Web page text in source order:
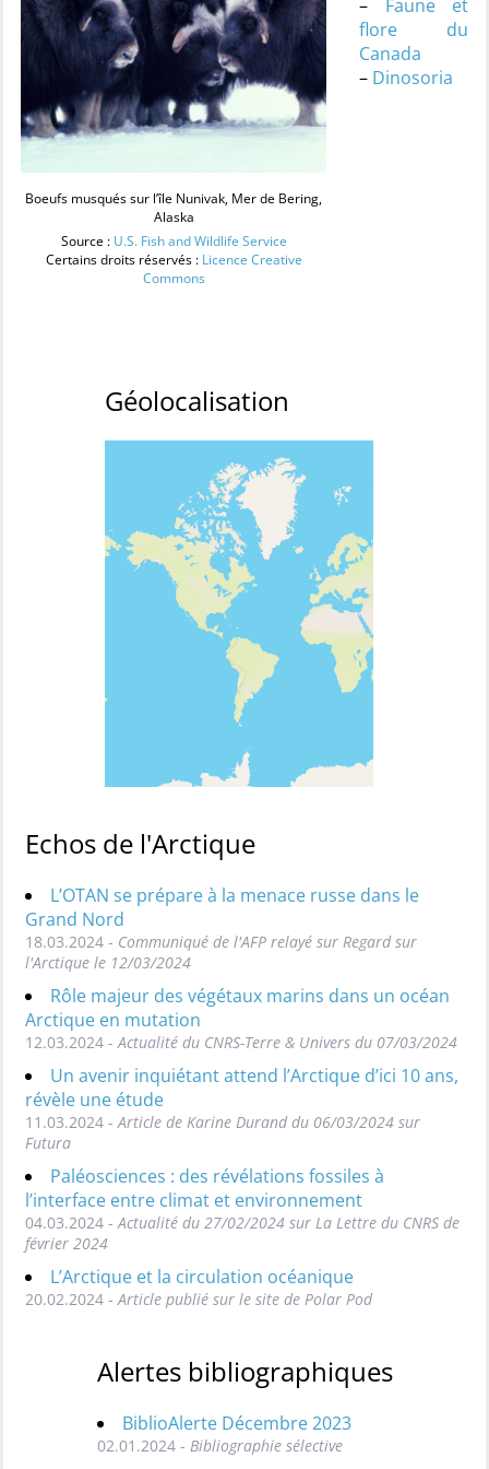
Boeufs musqués sur l’île Nunivak, Mer de Bering,
Alaska
Source : U.S. Fish and Wildlife Service
Certains droits réservés : Licence Creative
Commons
–
Faune et
flore du
Canada
– Dinosoria
Géolocalisation
Echos de l'Arctique
L’OTAN se prépare à la menace russe dans le
Grand Nord
18.03.2024 - Communiqué de l'AFP relayé sur Regard sur
l'Arctique le 12/03/2024
Rôle majeur des végétaux marins dans un océan
Arctique en mutation
12.03.2024 -Actualité du CNRS-Terre & Univers du 07/03/2024
Un avenir inquiétant attend l’Arctique d’ici 10 ans,
révèle une étude
11.03.2024 -Article de Karine Durand du 06/03/2024 sur
Futura
Paléosciences : des révélations fossiles à
l’interface entre climat et environnement
04.03.2024 -Actualité du 27/02/2024 sur La Lettre du CNRS de
février 2024
L’Arctique et la circulation océanique
20.02.2024 -Article publié sur le site de Polar Pod
Alertes bibliographiques
BiblioAlerte Décembre 2023
02.01.2024 - Bibliographie sélective